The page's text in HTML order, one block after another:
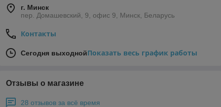
г. Минск
пер. Домашевский, 9, офис 9, Минск, Беларусь
Контакты
Сегодня выходнойПоказать весь график работы
Отзывы о магазине
28 отзывов за всё время